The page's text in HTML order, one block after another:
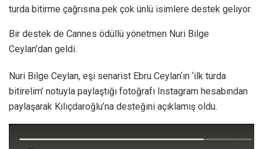
turda bitirme çağrısına pek çok ünlü isimlere destek geliyor.
Bir destek de Cannes ödüllü yönetmen Nuri Bilge
Ceylan’dan geldi.
Nuri Bilge Ceylan, eşi senarist Ebru Ceylan‘ın ‘ilk turda
bitirelim’ notuyla paylaştığı fotoğrafı Instagram hesabından
paylaşarak Kılıçdaroğlu’na desteğini açıklamış oldu.